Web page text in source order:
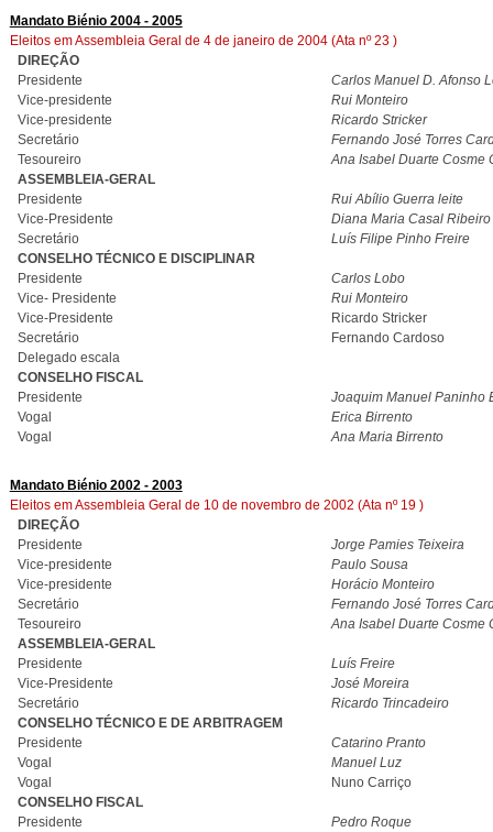
Mandato Biénio 2004 - 2005
Eleitos em Assembleia Geral de 4 de janeiro de 2004 (Ata nº 23 )
DIREÇÃO
Presidente
Carlos Manuel D. Afonso
Vice-presidente
Rui Monteiro
Vice-presidente
Ricardo Stricker
Secretário
Fernando José Torres
Tesoureiro
Ana Isabel Duarte Cosme
ASSEMBLEIA-GERAL
Presidente
Rui Abílio Guerra leite
Vice-Presidente
Diana Maria Casal Ribeiro
Secretário
Luís Filipe Pinho Freire
CONSELHO TÉCNICO E DISCIPLINAR
Presidente
Carlos Lobo
Vice- Presidente
Rui Monteiro
Vice-Presidente
Ricardo Stricker
Secretário
Fernando Cardoso
Delegado escala
CONSELHO FISCAL
Presidente
Joaquim Manuel Paninho
Vogal
Erica Birrento
Vogal
Ana Maria Birrento
Mandato Biénio 2002 - 2003
Eleitos em Assembleia Geral de 10 de novembro de 2002 (Ata nº 19 )
DIREÇÃO
Presidente
Jorge Pamies Teixeira
Vice-presidente
Paulo Sousa
Vice-presidente
Horácio Monteiro
Secretário
Fernando José Torres
Tesoureiro
Ana Isabel Duarte Cosme
ASSEMBLEIA-GERAL
Presidente
Luís Freire
Vice-Presidente
José Moreira
Secretário
Ricardo Trincadeiro
CONSELHO TÉCNICO E DE ARBITRAGEM
Presidente
Catarino Pranto
Vogal
Manuel Luz
Vogal
Nuno Carriço
CONSELHO FISCAL
Presidente
Pedro Roque